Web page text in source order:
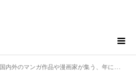
国内外のマンガ作品や漫画家が集う、年に一度の国際イベント「海外マンガフェスタ2018東京＆北九州」を開催しました